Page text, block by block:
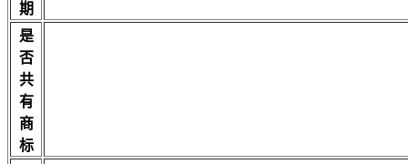
期
是
否
共
有
商
标